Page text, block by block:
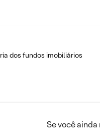
dos fundos imobiliários
Se você